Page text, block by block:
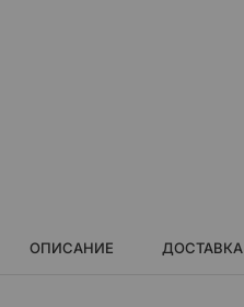
ОПИСАНИЕ ДОСТАВКА